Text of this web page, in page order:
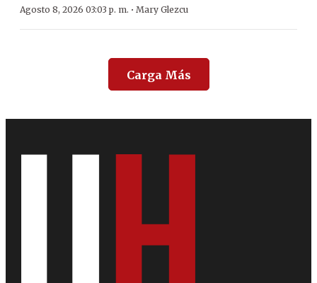
Agosto 8, 2026 03:03 p. m. · Mary Glezcu
Carga Más